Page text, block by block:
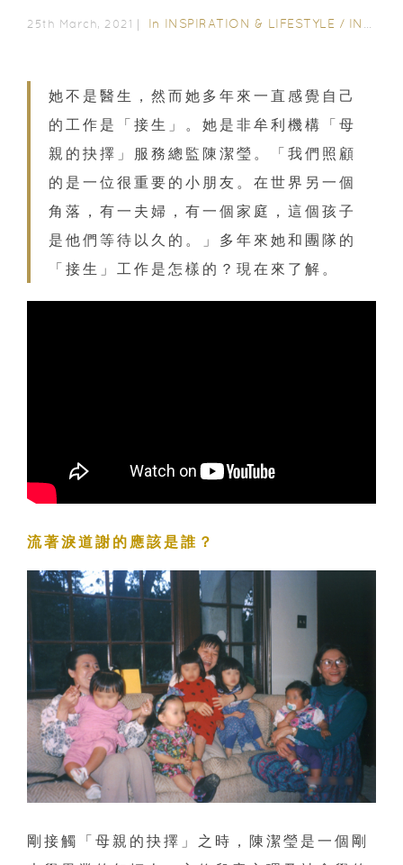
25th March, 2021｜ In INSPIRATION & LIFESTYLE / INTERVIEWS
她不是醫生，然而她多年來一直感覺自己
的工作是「接生」。她是非牟利機構「母
親的抉擇」服務總監陳潔瑩。「我們照顧
的是一位很重要的小朋友。在世界另一個
角落，有一夫婦，有一個家庭，這個孩子
是他們等待以久的。」多年來她和團隊的
「接生」工作是怎樣的？現在來了解。
流著淚道謝的應該是誰？
剛接觸「母親的抉擇」之時，陳潔瑩是一個剛